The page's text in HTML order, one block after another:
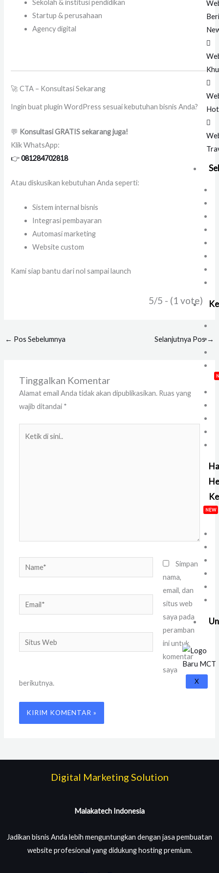
NEW
X
Sekolah & institusi pendidikan
Startup & perusahaan
Agency digital
🚀 CTA – Konsultasi Sekarang
Ingin buat plugin WordPress sesuai kebutuhan bisnis Anda?
💬 Konsultasi GRATIS sekarang juga!
Klik WhatsApp:
👉081284702818
Atau diskusikan kebutuhan Anda seperti:
Sistem internal bisnis
Integrasi pembayaran
Automasi marketing
Website custom
Kami siap bantu dari nol sampai launch
5/5 - (1 vote)
← Pos Sebelumnya Selanjutnya Pos→
Tinggalkan Komentar
Alamat email Anda tidak akan dipublikasikan. Ruas yang
wajib ditandai *
Name*
Email*
Situs
Web
Simpan
nama,
email, dan
situs web
saya pada
peramban
ini untuk
komentar
saya
berikutnya.
Digital Marketing Solution
Malakatech Indonesia
Jadikan bisnis Anda lebih menguntungkan dengan jasa pembuatan
website profesional yang didukung hosting premium.